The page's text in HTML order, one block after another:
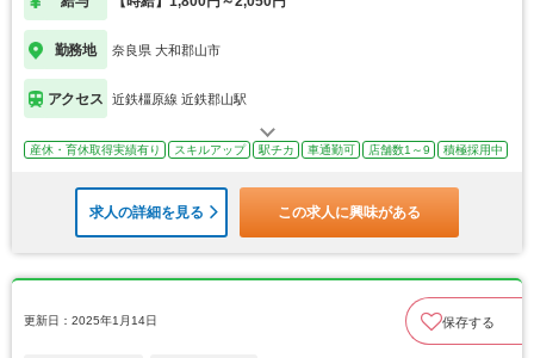
勤務地 奈良県 大和郡山市
アクセス 近鉄橿原線 近鉄郡山駅
産休・育休取得実績有り スキルアップ 駅チカ 車通勤可 店舗数1～9 積極採用中
求人の詳細を見る この求人に興味がある
更新日：2025年1月14日 保存する